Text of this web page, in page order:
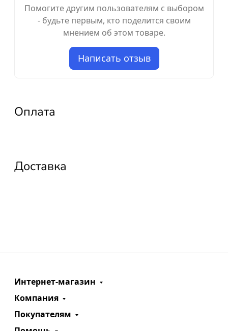
Помогите другим пользователям с выбором
- будьте первым, кто поделится своим
мнением об этом товаре.
Написать отзыв
Оплата
Доставка
Интернет-магазин
Компания
Покупателям